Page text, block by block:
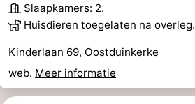
Monumenten
-
Uitkijkpunten
Attracties
-
Slaapkamers: 2.
Huisdieren toegelaten na overleg.
Kinderlaan 69, Oostduinkerke
web. Meer informatie